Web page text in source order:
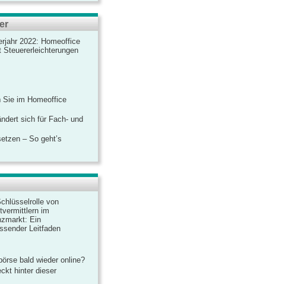
2022: Homeoffice
Steuererleichterungen
Sie im Homeoffice
sich für Fach- und
– So geht’s
von
im
Ein
Leitfaden
bald wieder online?
hinter dieser